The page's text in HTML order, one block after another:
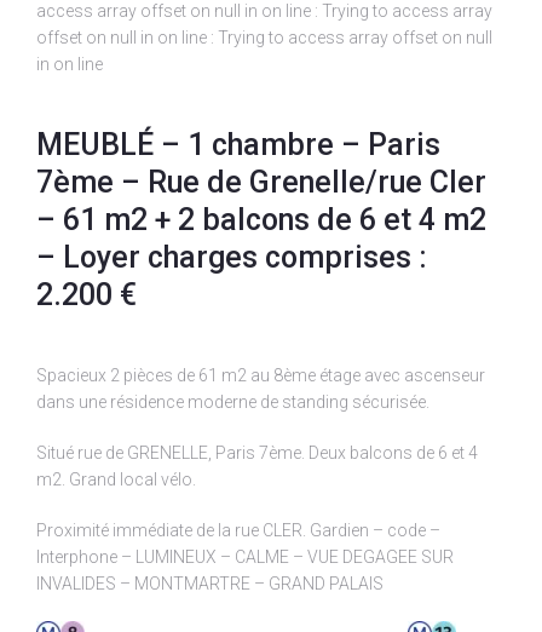
access array offset on null in on line : Trying to access array
offset on null in on line : Trying to access array offset on null
in on line
MEUBLÉ – 1 chambre – Paris
7ème – Rue de Grenelle/rue Cler
– 61 m2 + 2 balcons de 6 et 4 m2
– Loyer charges comprises :
2.200 €
Spacieux 2 pièces de 61 m2 au 8ème étage avec ascenseur
dans une résidence moderne de standing sécurisée.
Situé rue de GRENELLE, Paris 7ème. Deux balcons de 6 et 4
m2. Grand local vélo.
Proximité immédiate de la rue CLER. Gardien – code –
Interphone – LUMINEUX – CALME – VUE DEGAGEE SUR
INVALIDES – MONTMARTRE – GRAND PALAIS